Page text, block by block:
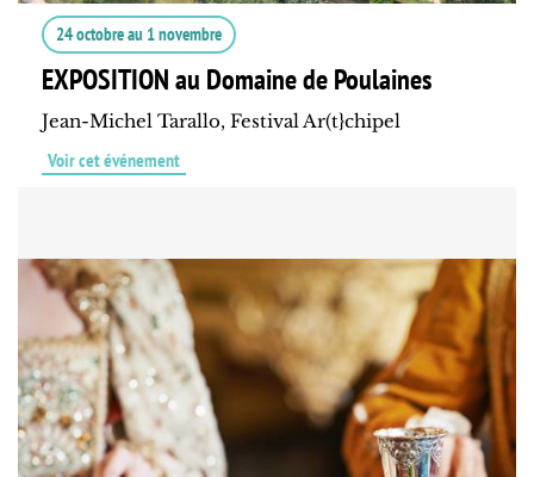
24 octobreau 1 novembre
EXPOSITION au Domaine de Poulaines
Jean-Michel Tarallo, Festival Ar(t}chipel
Voir cet événement